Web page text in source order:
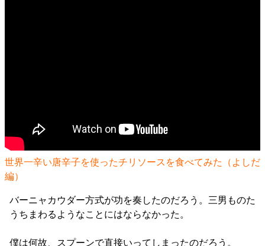
世界一辛い唐辛子を使ったチリソースを食べてみた（よしだ
編）
バーニャカウダー方式が功を奏したのだろう。三男ものた
うちまわるようなことにはならなかった。
僕は何故、スプーンで直接いってしまったのだろう。